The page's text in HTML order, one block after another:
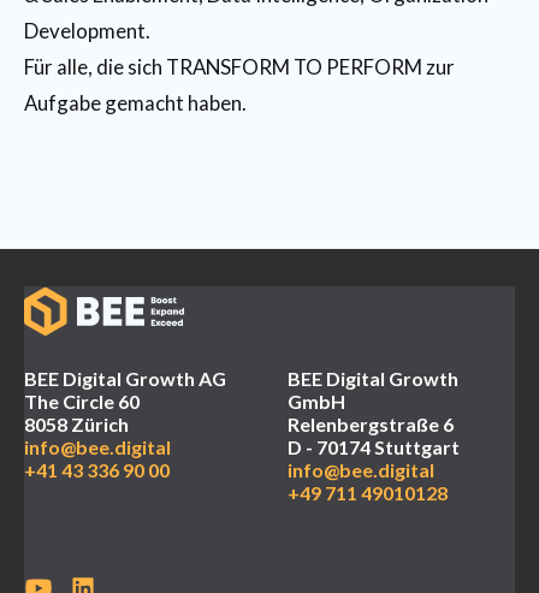
Development.
Für alle, die sich TRANSFORM TO PERFORM zur
Aufgabe gemacht haben.
BEE Digital Growth AG
The Circle 60
8058 Zürich
info@bee.digital
+41 43 336 90 00
BEE Digital Growth
GmbH
Relenbergstraße 6
D - 70174 Stuttgart
info@bee.digital
+49 711 49010128